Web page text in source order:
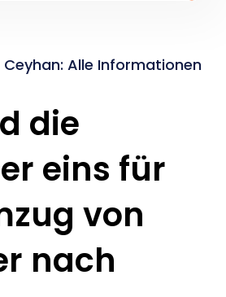
Alle Informationen
die
eins für
von
nach